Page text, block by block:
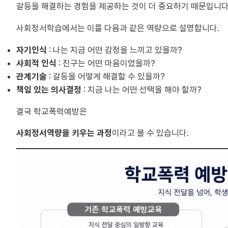
갈등을 해결하는 경험을 제공하는 것이 더 중요하기 때문입니
사회정서학습에서는 이를 다음과 같은 역량으로 설명합니다.
자기인식 : 나는 지금 어떤 감정을 느끼고 있을까?
사회적 인식 : 친구는 어떤 마음이었을까?
관계기술 : 갈등을 어떻게 해결할 수 있을까?
책임 있는 의사결정 : 지금 나는 어떤 선택을 해야 할까?
결국 학교폭력예방은
사회정서역량을 키우는 과정이라고 볼 수 있습니다.